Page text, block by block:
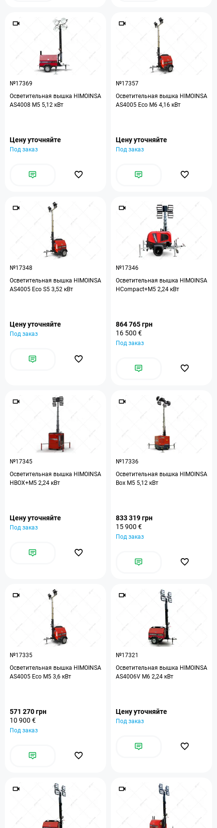
№17369
Осветительная вышка HIMOINSA
AS4008 M5 5,12 кВт
Цену уточняйте
Под заказ
№17357
Осветительная вышка HIMOINSA
AS4005 Eco M6 4,16 кВт
Цену уточняйте
Под заказ
№17348
Осветительная вышка HIMOINSA
AS4005 Eco S5 3,52 кВт
Цену уточняйте
Под заказ
№17346
Осветительная вышка HIMOINSA
HCompact+M5 2,24 кВт
864 765 грн
16 500 €
Под заказ
№17345
Осветительная вышка HIMOINSA
HBOX+M5 2,24 кВт
Цену уточняйте
Под заказ
№17336
Осветительная вышка HIMOINSA
Box M5 5,12 кВт
833 319 грн
15 900 €
Под заказ
№17335
Осветительная вышка HIMOINSA
AS4005 Eco M5 3,6 кВт
571 270 грн
10 900 €
Под заказ
№17321
Осветительная вышка HIMOINSA
AS4006V M6 2,24 кВт
Цену уточняйте
Под заказ